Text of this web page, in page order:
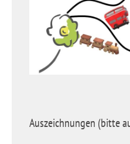
Auszeichnungen (bitte